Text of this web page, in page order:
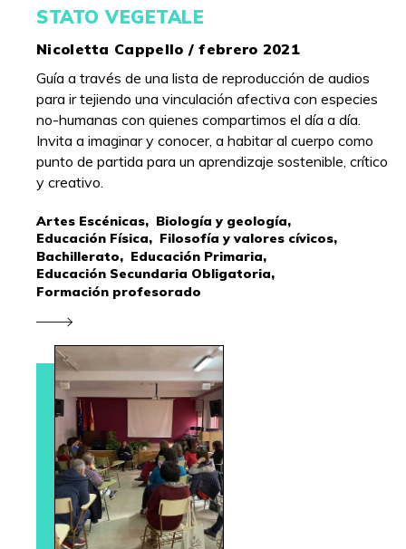
STATO VEGETALE
Nicoletta Cappello / febrero 2021
Guía a través de una lista de reproducción de audios
para ir tejiendo una vinculación afectiva con especies
no-humanas con quienes compartimos el día a día.
Invita a imaginar y conocer, a habitar al cuerpo como
punto de partida para un aprendizaje sostenible, crítico
y creativo.
Artes Escénicas, Biología y geología,
Educación Física, Filosofía y valores cívicos,
Bachillerato, Educación Primaria,
Educación Secundaria Obligatoria,
Formación profesorado